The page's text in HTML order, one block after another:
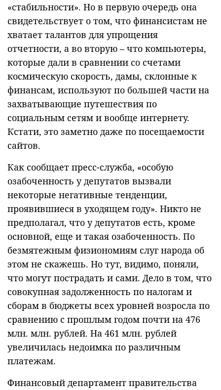
«стабильности». Но в первую очередь она
свидетельствует о том, что финансистам не
хватает талантов для упрощения
отчетности, а во вторую – что компьютеры,
которые дали в сравнении со счетами
космическую скорость, дамы, склонные к
финансам, используют по большей части на
захватывающие путешествия по
социальным сетям и вообще интернету.
Кстати, это заметно даже по посещаемости
сайтов.
Как сообщает пресс-служба, «особую
озабоченность у депутатов вызвали
некоторые негативные тенденции,
проявившиеся в уходящем году». Никто не
предполагал, что у депутатов есть, кроме
основной, еще и такая озабоченность. По
безмятежным физиономиям слуг народа об
этом не скажешь. Но тут, видимо, поняли,
что могут пострадать и сами. Дело в том, что
совокупная задолженность по налогам и
сборам в бюджеты всех уровней возросла по
сравнению с прошлым годом почти на 476
млн. млн. рублей. На 461 млн. рублей
увеличилась недоимка по различным
платежам.
Финансовый департамент правительства